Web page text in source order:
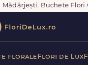
Buchete Flori
floraleFlori de Lux